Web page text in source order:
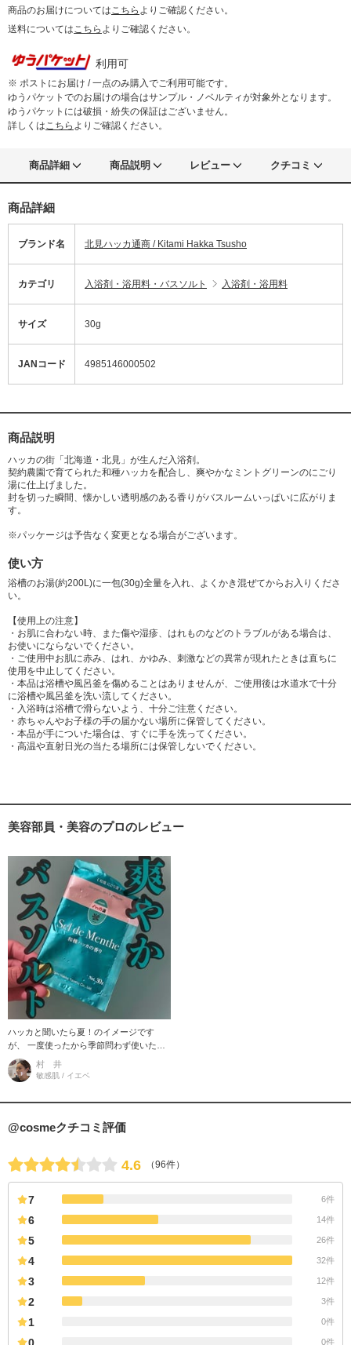
商品のお届けについてはこちら よりご確認ください。
送料についてはこちら よりご確認ください。
利用可
※ ポストにお届け / 一点のみ購入でご利用可能です。
ゆうパケットでのお届けの場合はサンプル・ノベルティが対象外となります。
ゆうパケットには破損・紛失の保証はございません。
詳しくはこちら よりご確認ください。
商品詳細 商品説明 レビュー クチコミ
商品詳細
ブランド名 北見ハッカ通商 / Kitami Hakka Tsusho
カテゴリ 入浴剤・浴用料・バスソルト 入浴剤・浴用料
サイズ 30g
JANコード 4985146000502
商品説明
ハッカの街「北海道・北見」が生んだ入浴剤。
契約農園で育てられた和種ハッカを配合し、爽やかなミントグリーンのにごり
湯に仕上げました。
封を切った瞬間、懐かしい透明感のある香りがバスルームいっぱいに広がりま
す。
※パッケージは予告なく変更となる場合がございます。
使い方
浴槽のお湯(約200L)に一包(30g)全量を入れ、よくかき混ぜてからお入りくださ
い。
【使用上の注意】
・お肌に合わない時、また傷や湿疹、はれものなどのトラブルがある場合は、
お使いにならないでください。
・ご使用中お肌に赤み、はれ、かゆみ、刺激などの異常が現れたときは直ちに
使用を中止してください。
・本品は浴槽や風呂釜を傷めることはありませんが、ご使用後は水道水で十分
に浴槽や風呂釜を洗い流してください。
・入浴時は浴槽で滑らないよう、十分ご注意ください。
・赤ちゃんやお子様の手の届かない場所に保管してください。
・本品が手についた場合は、すぐに手を洗ってください。
・高温や直射日光の当たる場所には保管しないでください。
美容部員・美容のプロのレビュー
ハッカと聞いたら夏！のイメージです
が、 一度使ったから季節問わず使いたく
なっちゃう スッキリな香りがやみつきに
なる入浴剤です♪ 清涼感があるわ
村 井
敏感肌 / イエベ
@cosmeクチコミ評価
4.6 （96件）
7 6件
6 14件
5 26件
4 32件
3 12件
2 3件
1 0件
0 0件